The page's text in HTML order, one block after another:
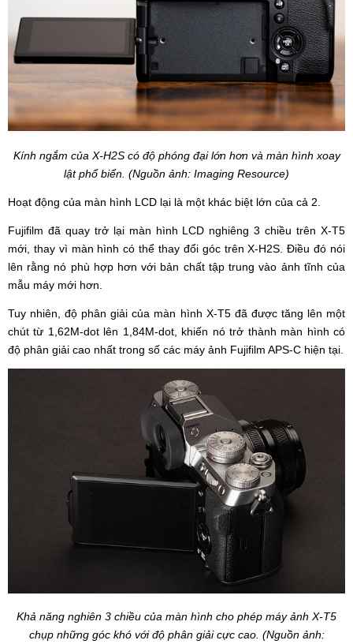
Kính ngắm của X-H2S có độ phóng đại lớn hơn và màn hình xoay
lật phổ biển. (Nguồn ảnh: Imaging Resource)
Hoạt động của màn hình LCD lại là một khác biệt lớn của cả 2.
Fujifilm đã quay trở lại màn hình LCD nghiêng 3 chiều trên X-T5
mới, thay vì màn hình có thể thay đổi góc trên X-H2S. Điều đó nói
lên rằng nó phù hợp hơn với bản chất tập trung vào ảnh tĩnh của
mẫu máy mới hơn.
Tuy nhiên, độ phân giải của màn hình X-T5 đã được tăng lên một
chút từ 1,62M-dot lên 1,84M-dot, khiến nó trở thành màn hình có
độ phân giải cao nhất trong số các máy ảnh Fujifilm APS-C hiện tại.
Khả năng nghiên 3 chiều của màn hình cho phép máy ảnh X-T5
chụp những góc khó với độ phân giải cực cao. (Nguồn ảnh: